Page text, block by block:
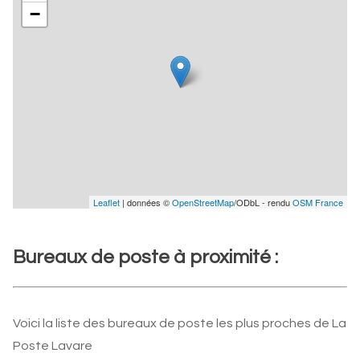
−
Leaflet | données ©OpenStreetMap/ODbL - renduOSM France
Bureaux de poste à proximité :
Voici la liste des bureaux de poste les plus proches de La
Poste Lavare